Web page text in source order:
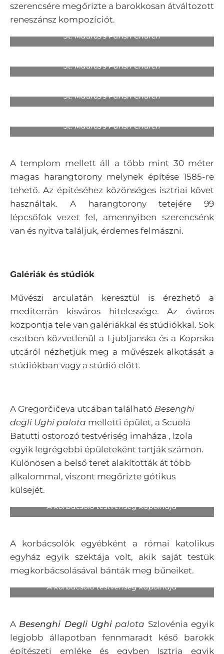
szerencsére megőrizte a barokkosan átváltozott
reneszánsz kompozíciót.
St. Maurus’s Parish Church
St. Maurus’s Parish Church
St. Maurus’s Parish Church
St. Maurus’s Parish Church
A templom mellett áll a több mint 30 méter
magas harangtorony melynek építése 1585-re
tehető. Az építéséhez közönséges isztriai követ
használtak. A harangtorony tetejére 99
lépcsőfok vezet fel, amennyiben szerencsénk
van és nyitva találjuk, érdemes felmászni.
Galériák és stúdiók
Művészi arculatán keresztül is érezhető a
mediterrán kisváros hitelessége. Az óváros
központja tele van galériákkal és stúdiókkal. Sok
esetben közvetlenül a Ljubljanska és a Koprska
utcáról nézhetjük meg a művészek alkotását a
stúdiókban vagy a stúdió előtt.
A Gregorčičeva utcában található Besenghi
degli Ughi palota melletti épület, a Scuola
Batutti ostorozó testvériség imaháza , Izola
egyik legrégebbi épületeként tartják számon.
Különösen a belső teret alakították át több
alkalommal, viszont megőrizte gótikus
külsejét.
A korbácsoló testvériség kápolnája
A korbácsolók egyébként a római katolikus
egyház egyik szektája volt, akik saját testük
megkorbácsolásával bánták meg bűneiket.
A korbácsoló testvériség kápolnája
A Besenghi Degli Ughi palota Szlovénia egyik
legjobb állapotban fennmaradt késő barokk
építészeti emléke és egyben Isztria egyik